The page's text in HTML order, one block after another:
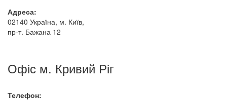
Адреса:
02140 Україна, м. Київ,
пр-т. Бажана 12
Офіс м. Кривий Ріг
Телефон: